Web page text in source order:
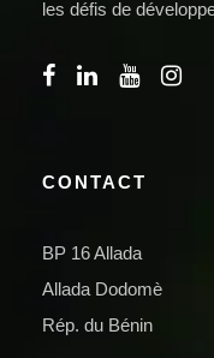
les défis de
CONTACT
BP 16 Allada
Allada Dodomè
Rép. du Bénin